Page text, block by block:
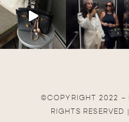
©COPYRIGHT 2022 –
RIGHTS RESERVED |